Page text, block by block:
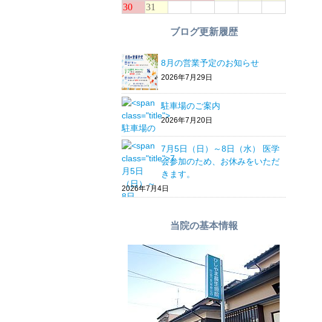
ブログ更新履歴
8月の営業予定のお知らせ
2026年7月29日
駐車場のご案内
2026年7月20日
7月5日（日）～8日（水） 医学
会参加のため、お休みをいただ
きます。
2026年7月4日
当院の基本情報